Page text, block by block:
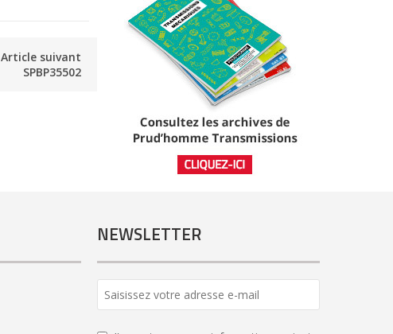
Article suivant
SPBP35502
NEWSLETTER
Email *